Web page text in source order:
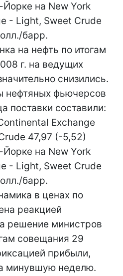
на New York
- Light, Sweet Crude
барр.
на нефть по итогам
г. на ведущих
снизились.
нефтяных фьючерсов
поставки составили:
Exchange
47,97 (-5,52)
на New York
- Light, Sweet Crude
барр.
в ценах по
реакцией
решение министров
совещания 29
прибыли,
минувшую неделю.